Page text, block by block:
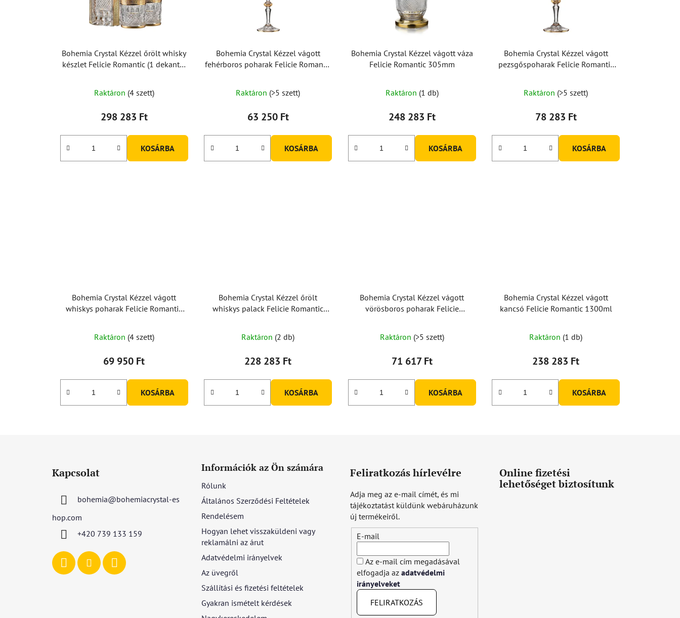
Bohemia Crystal Kézzel őrölt whisky
készlet Felicie Romantic (1 dekanter
Raktáron (4 szett)
298 283 Ft
KOSÁRBA
Bohemia Crystal Kézzel vágott
fehérboros poharak Felicie Romantic
Raktáron (>5 szett)
63 250 Ft
KOSÁRBA
Bohemia Crystal Kézzel vágott váza
Felicie Romantic 305mm
Raktáron (1 db)
248 283 Ft
KOSÁRBA
Bohemia Crystal Kézzel vágott
pezsgőspoharak Felicie Romantic
Raktáron (>5 szett)
78 283 Ft
KOSÁRBA
Bohemia Crystal Kézzel vágott
whiskys poharak Felicie Romantic
Raktáron (4 szett)
69 950 Ft
KOSÁRBA
Bohemia Crystal Kézzel őrölt
whiskys palack Felicie Romantic
Raktáron (2 db)
228 283 Ft
KOSÁRBA
Bohemia Crystal Kézzel vágott
vörösboros poharak Felicie
Raktáron (>5 szett)
71 617 Ft
KOSÁRBA
Bohemia Crystal Kézzel vágott
kancsó Felicie Romantic 1300ml
Raktáron (1 db)
238 283 Ft
KOSÁRBA
Kapcsolat
bohemia@bohemiacrystal-es
hop.com
+420 739 133 159
Információk az Ön számára
Rólunk
Általános Szerződési Feltételek
Rendelésem
Hogyan lehet visszaküldeni vagy
reklamálni az árut
Adatvédelmi irányelvek
Az üvegről
Szállítási és fizetési feltételek
Gyakran ismételt kérdések
Feliratkozás hírlevélre
Adja meg az e-mail címét, és mi
tájékoztatást küldünk webáruházunk
új termékeiről.
E-mail
Az e-mail cím megadásával
elfogadja az adatvédelmi
irányelveket
FELIRATKOZÁS
Online fizetési
lehetőséget biztosítunk